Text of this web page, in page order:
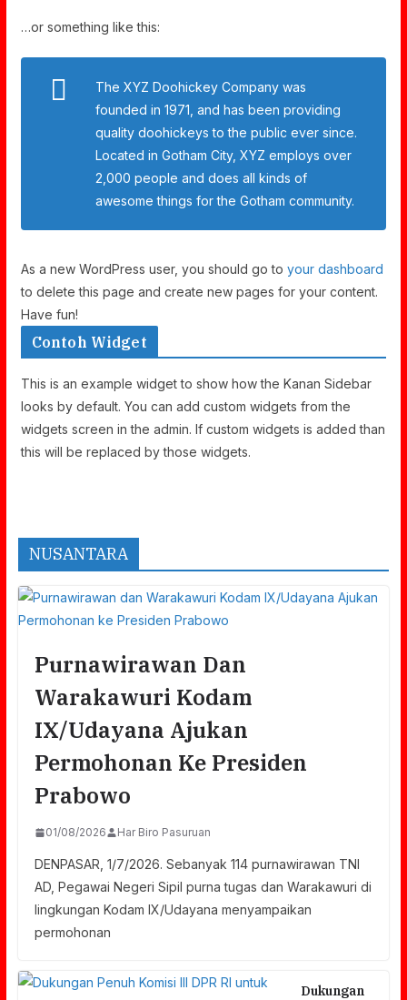
…or something like this:
The XYZ Doohickey Company was
founded in 1971, and has been providing
quality doohickeys to the public ever since.
Located in Gotham City, XYZ employs over
2,000 people and does all kinds of
awesome things for the Gotham community.
As a new WordPress user, you should go to your dashboard
to delete this page and create new pages for your content.
Have fun!
Contoh Widget
This is an example widget to show how the Kanan Sidebar
looks by default. You can add custom widgets from the
widgets screen in the admin. If custom widgets is added than
this will be replaced by those widgets.
NUSANTARA
Purnawirawan Dan
Warakawuri Kodam
IX/Udayana Ajukan
Permohonan Ke Presiden
Prabowo
01/08/2026 Har Biro Pasuruan
DENPASAR, 1/7/2026. Sebanyak 114 purnawirawan TNI
AD, Pegawai Negeri Sipil purna tugas dan Warakawuri di
lingkungan Kodam IX/Udayana menyampaikan
permohonan
Dukungan